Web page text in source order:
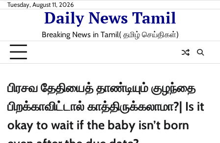
SkipTuesday, August 11, 2026
Daily News Tamil
Breaking News in Tamil( தமிழ் செய்திகள்)
பிரசவ தேதியைத் தாண்டியும் குழந்தை
பிறக்காவிட்டால் காத்திருக்கலாமா?| Is it
okay to wait if the baby isn’t born